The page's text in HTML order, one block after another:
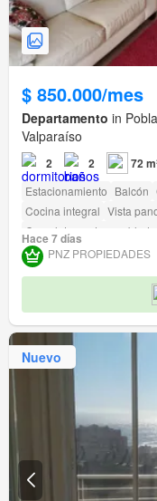
$ 850.000/mes
Departamento in
Valparaíso
2 2 72
Estacionamiento Balcón
Cocina integral Vista
Completamente amoblado
Ascensor Jardín Conserje
Acceso para personas con
Hace 7 días
PNZ PROPIEDADES
Nuevo